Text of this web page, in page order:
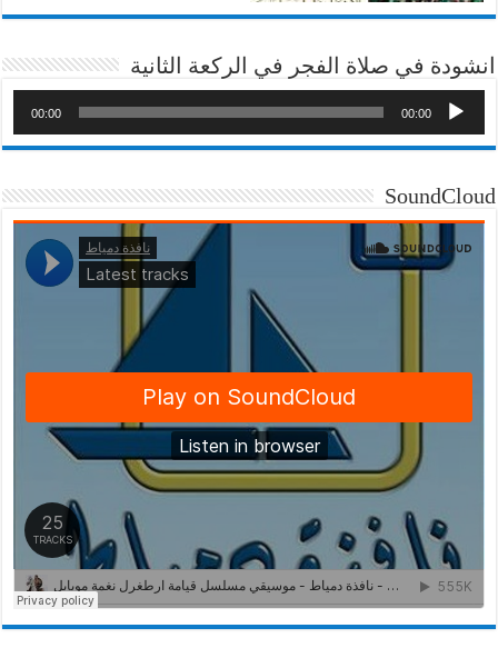
انشودة في صلاة الفجر في الركعة الثانية
00:00
00:00
SoundCloud